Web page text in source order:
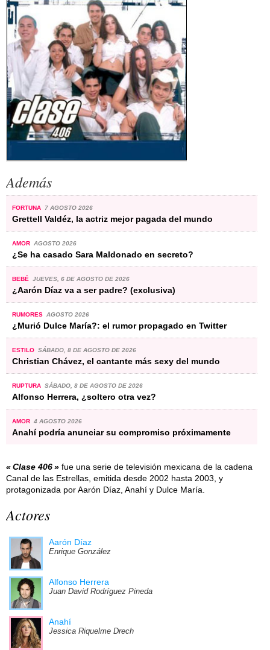
Además
FORTUNA 7 AGOSTO 2026
Grettell Valdéz, la actriz mejor pagada del mundo
AMOR AGOSTO 2026
¿Se ha casado Sara Maldonado en secreto?
BEBÉ JUEVES, 6 DE AGOSTO DE 2026
¿Aarón Díaz va a ser padre? (exclusiva)
RUMORES AGOSTO 2026
¿Murió Dulce María?: el rumor propagado en Twitter
ESTILO SÁBADO, 8 DE AGOSTO DE 2026
Christian Chávez, el cantante más sexy del mundo
RUPTURA SÁBADO, 8 DE AGOSTO DE 2026
Alfonso Herrera, ¿soltero otra vez?
AMOR 4 AGOSTO 2026
Anahí podría anunciar su compromiso próximamente
Clase 406
fue una serie de televisión mexicana de la cadena
Canal de las Estrellas, emitida desde 2002 hasta 2003, y
protagonizada por Aarón Díaz, Anahí y Dulce María.
Actores
Aarón Díaz
Enrique González
Alfonso Herrera
Juan David Rodríguez Pineda
Anahí
Jessica Riquelme Drech